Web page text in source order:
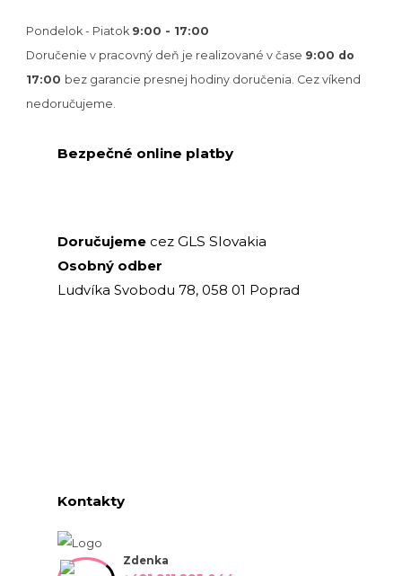
Pondelok - Piatok 9:00 - 17:00
Doručenie v pracovný deň je realizované v čase 9:00 do
17:00 bez garancie presnej hodiny doručenia. Cez víkend
nedoručujeme.
Bezpečné online platby
Doručujeme cez GLS Slovakia
Osobný odber
Ludvíka Svobodu 78, 058 01 Poprad
Kontakty
Zdenka